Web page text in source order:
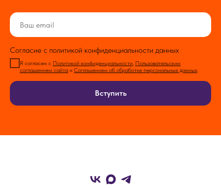
Согласие с политикой конфиденциальности данных
Я согласен с Политикой конфиденциальности, Пользовательским
соглашением сайта и Соглашением об обработке персональных данных.
Вступить